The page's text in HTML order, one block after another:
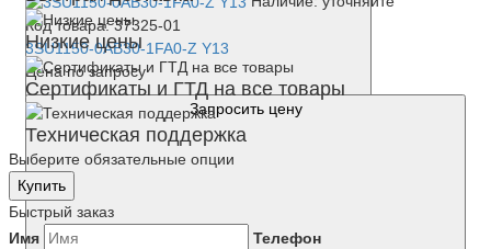
Код товара: 37325-01
3SU1150-0AB30-1FA0-Z Y13
Цена по запросу
Запросить цену
Низкие цены
Сертификаты и ГТД на все товары
Техническая поддержка
Выберите обязательные опции
Купить
Быстрый заказ
Имя
Телефон